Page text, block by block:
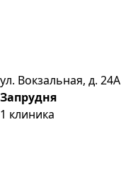
ул. Вокзальная, д. 24А
Запрудня
1 клиника